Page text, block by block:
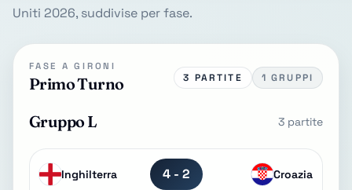
Uniti 2026, suddivise per fase.
FASE A GIRONI
Primo Turno 3 PARTITE 1 GRUPPI
Gruppo L 3 partite
Inghilterra 4 - 2 Croazia